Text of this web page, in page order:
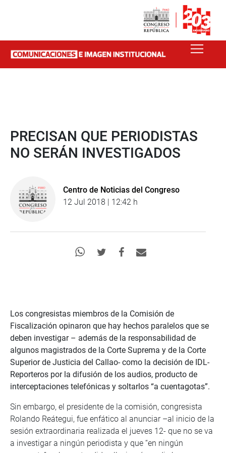
PRECISAN QUE PERIODISTAS
NO SERÁN INVESTIGADOS
Centro de Noticias del Congreso
12 Jul 2018 | 12:42 h
Los congresistas miembros de la Comisión de
Fiscalización opinaron que hay hechos paralelos que se
deben investigar – además de la responsabilidad de
algunos magistrados de la Corte Suprema y de la Corte
Superior de Justicia del Callao- como la decisión de IDL-
Reporteros por la difusión de los audios, producto de
interceptaciones telefónicas y soltarlos “a cuentagotas”.
Sin embargo, el presidente de la comisión, congresista
Rolando Reátegui, fue enfático al anunciar –al inicio de la
sesión extraordinaria realizada el jueves 12- que no se va
a investigar a ningún periodista y que “en ningún